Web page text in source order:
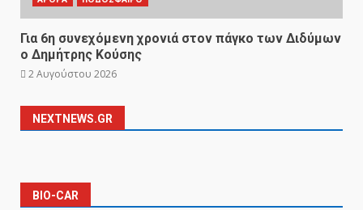
Για 6η συνεχόμενη χρονιά στον πάγκο των Διδύμων
ο Δημήτρης Κούσης
2 Αυγούστου 2026
NEXTNEWS.GR
BIO-CAR